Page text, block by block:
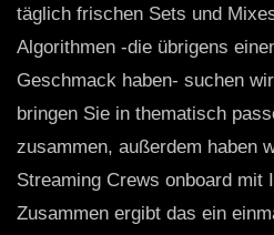
täglich frischen Sets und
Algorithmen -die übrigens
Geschmack haben- suchen
bringen Sie in thematisch
zusammen, außerdem haben
Streaming Crews onboard mit
Zusammen ergibt das ein